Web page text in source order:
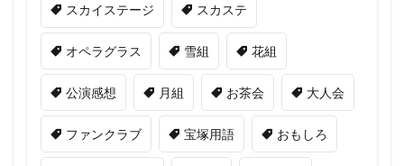
スカイステージ スカステ
オペラグラス 雪組 花組
公演感想 月組 お茶会 大人会
ファンクラブ 宝塚用語 おもしろ